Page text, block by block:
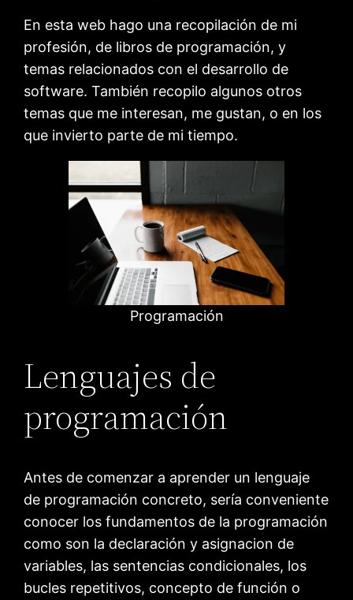
En esta web hago una recopilación de mi
profesión, de libros de programación, y
temas relacionados con el desarrollo de
software. También recopilo algunos otros
temas que me interesan, me gustan, o en los
que invierto parte de mi tiempo.
Programación
Lenguajes de
programación
Antes de comenzar a aprender un lenguaje
de programación concreto, sería conveniente
conocer los fundamentos de la programación
como son la declaración y asignacion de
variables, las sentencias condicionales, los
bucles repetitivos, concepto de función o